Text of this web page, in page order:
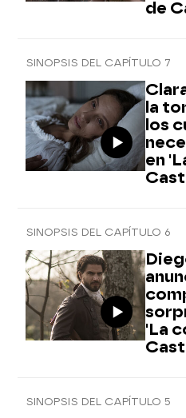
de
SINOPSIS DEL CAPÍTULO 7
la
los
en
SINOPSIS DEL CAPÍTULO 6
'La
SINOPSIS DEL CAPÍTULO 5